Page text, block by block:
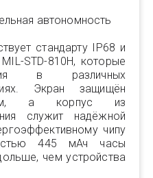
автономность
стандарту IP68 и
STD-810H, которые
в различных
Экран защищён
а корпус из
служит надёжной
чипу
445 мАч часы
чем устройства